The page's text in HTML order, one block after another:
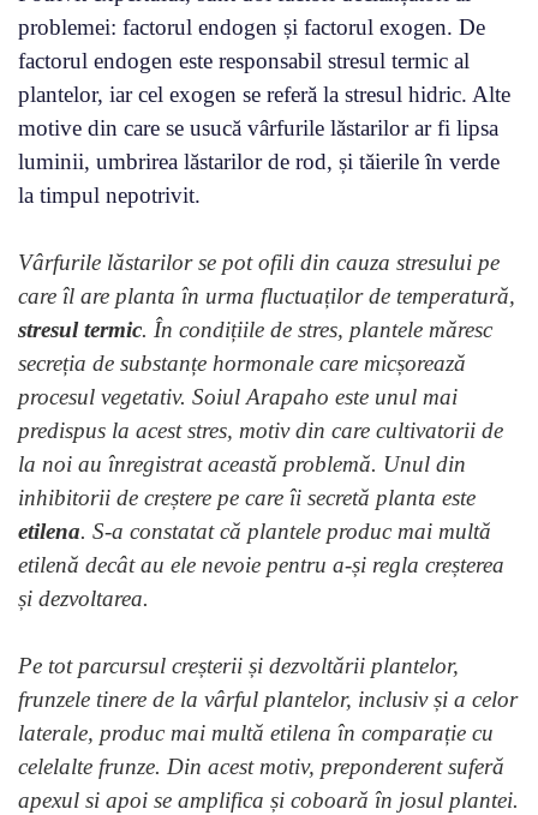
problemei: factorul endogen și factorul exogen. De
factorul endogen este responsabil stresul termic al
plantelor, iar cel exogen se referă la stresul hidric. Alte
motive din care se usucă vârfurile lăstarilor ar fi lipsa
luminii, umbrirea lăstarilor de rod, și tăierile în verde
la timpul nepotrivit.
Vârfurile lăstarilor se pot ofili din cauza stresului pe
care îl are planta în urma fluctuaților de temperatură,
stresul termic. În condițiile de stres, plantele măresc
secreția de substanțe hormonale care micșorează
procesul vegetativ. Soiul Arapaho este unul mai
predispus la acest stres, motiv din care cultivatorii de
la noi au înregistrat această problemă. Unul din
inhibitorii de creștere pe care îi secretă planta este
etilena. S-a constatat că plantele produc mai multă
etilenă decât au ele nevoie pentru a-și regla creșterea
și dezvoltarea.
Pe tot parcursul creșterii și dezvoltării plantelor,
frunzele tinere de la vârful plantelor, inclusiv și a celor
laterale, produc mai multă etilena în comparație cu
celelalte frunze. Din acest motiv, preponderent suferă
apexul si apoi se amplifica și coboară în josul plantei.